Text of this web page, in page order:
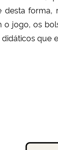
forma,
o jogo, os
que